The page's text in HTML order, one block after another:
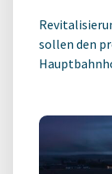
sollen den